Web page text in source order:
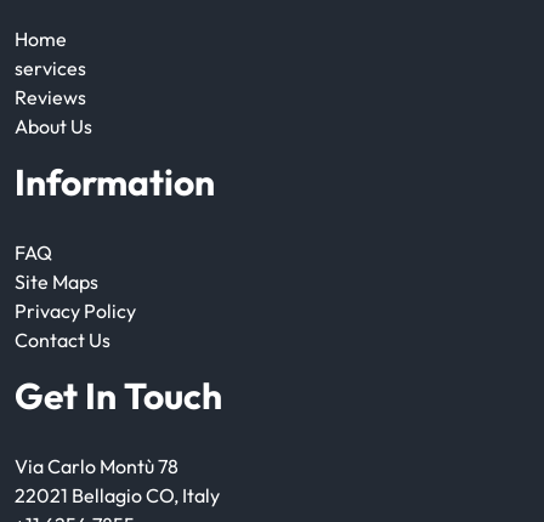
Home
services
Reviews
About Us
Information
FAQ
Site Maps
Privacy Policy
Contact Us
Get In Touch
Via Carlo Montù 78
22021 Bellagio CO, Italy